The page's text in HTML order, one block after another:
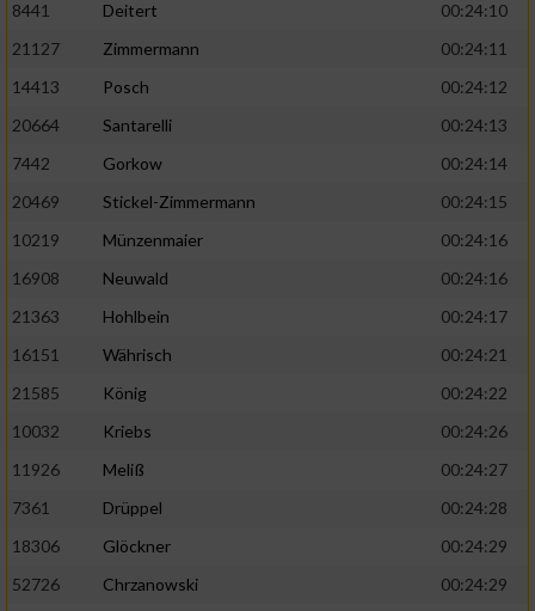
8441 Deitert
00:24:10
21127
Zimmermann
00:24:11
14413
Posch
00:24:12
20664
Santarelli
00:24:13
7442
Gorkow
00:24:14
20469
Stickel-Zimmermann
00:24:15
10219
Münzenmaier
00:24:16
16908
Neuwald
00:24:16
21363
Hohlbein
00:24:17
16151
Währisch
00:24:21
21585
König
00:24:22
10032
Kriebs
00:24:26
11926
Meliß
00:24:27
7361
Drüppel
00:24:28
18306
Glöckner
00:24:29
52726
Chrzanowski
00:24:29